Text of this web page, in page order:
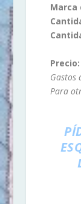
Marca
Gastos
Para